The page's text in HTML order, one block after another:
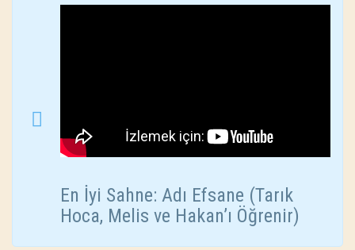
En İyi Sahne: Adı Efsane (Tarık
Hoca, Melis ve Hakan’ı Öğrenir)